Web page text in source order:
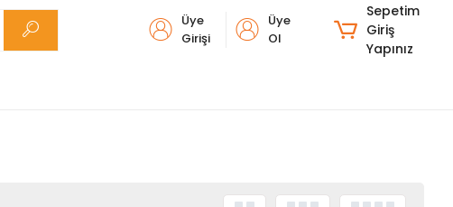
Üye
Girişi
Üye
Ol
Sepetim
Giriş
Yapınız